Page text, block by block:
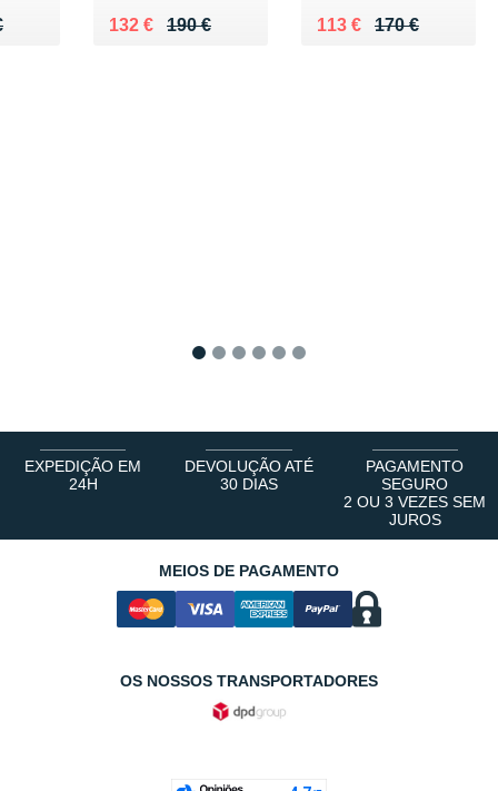
€ 190 €
Au lieu de 190 €
132 €
Vendu 132 € 170 €
Au lieu de 170 €
113 €
Vendu 113 €
EXPEDIÇÃO EM
24H
DEVOLUÇÃO ATÉ
30 DIAS
PAGAMENTO
SEGURO
2 OU 3 VEZES SEM
JUROS
MEIOS DE PAGAMENTO
OS NOSSOS TRANSPORTADORES